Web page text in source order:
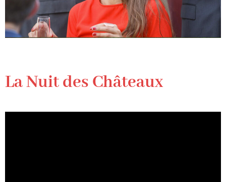
La Nuit des Châteaux